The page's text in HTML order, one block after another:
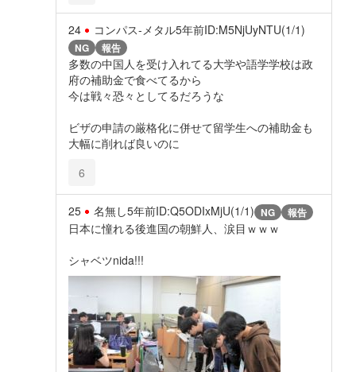
24 コンパス‐メタル5年前ID:M5NjUyNTU(1/1)
NG 報告
多数の中国人を受け入れてる大学や語学学校は政
府の補助金で食べてるから
今は戦々恐々としてるだろうな
ビザの申請の厳格化に併せて留学生への補助金も
大幅に削れば良いのに
6
25 名無し5年前ID:Q5ODIxMjU(1/1) NG 報告
日本に憧れる後進国の朝鮮人、涙目ｗｗｗ
シャベツnida!!!